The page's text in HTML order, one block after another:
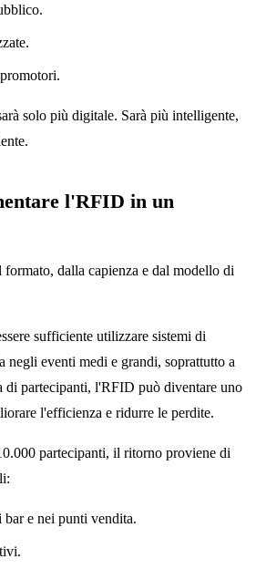
solo più digitale. Sarà più intelligente,
l'RFID in un
dalla capienza e dal modello di
sufficiente utilizzare sistemi di
eventi medi e grandi, soprattutto a
di partecipanti, l'RFID può diventare uno
l'efficienza e ridurre le perdite.
partecipanti, il ritorno proviene di
e nei punti vendita.